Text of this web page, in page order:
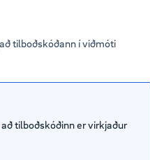
tilboðskóðann í viðmóti
tilboðskóðinn er virkjaður